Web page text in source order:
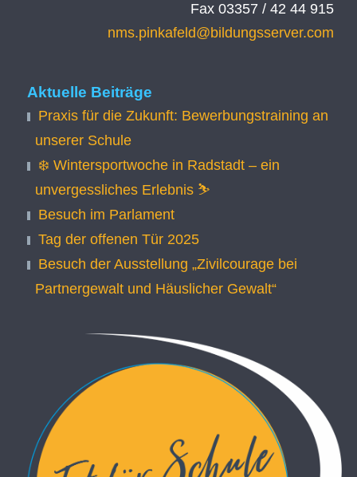
Fax 03357 / 42 44 915
nms.pinkafeld@bildungsserver.com
Aktuelle Beiträge
Praxis für die Zukunft: Bewerbungstraining an
unserer Schule
❄️ Wintersportwoche in Radstadt – ein
unvergessliches Erlebnis ⛷️
Besuch im Parlament
Tag der offenen Tür 2025
Besuch der Ausstellung „Zivilcourage bei
Partnergewalt und Häuslicher Gewalt“